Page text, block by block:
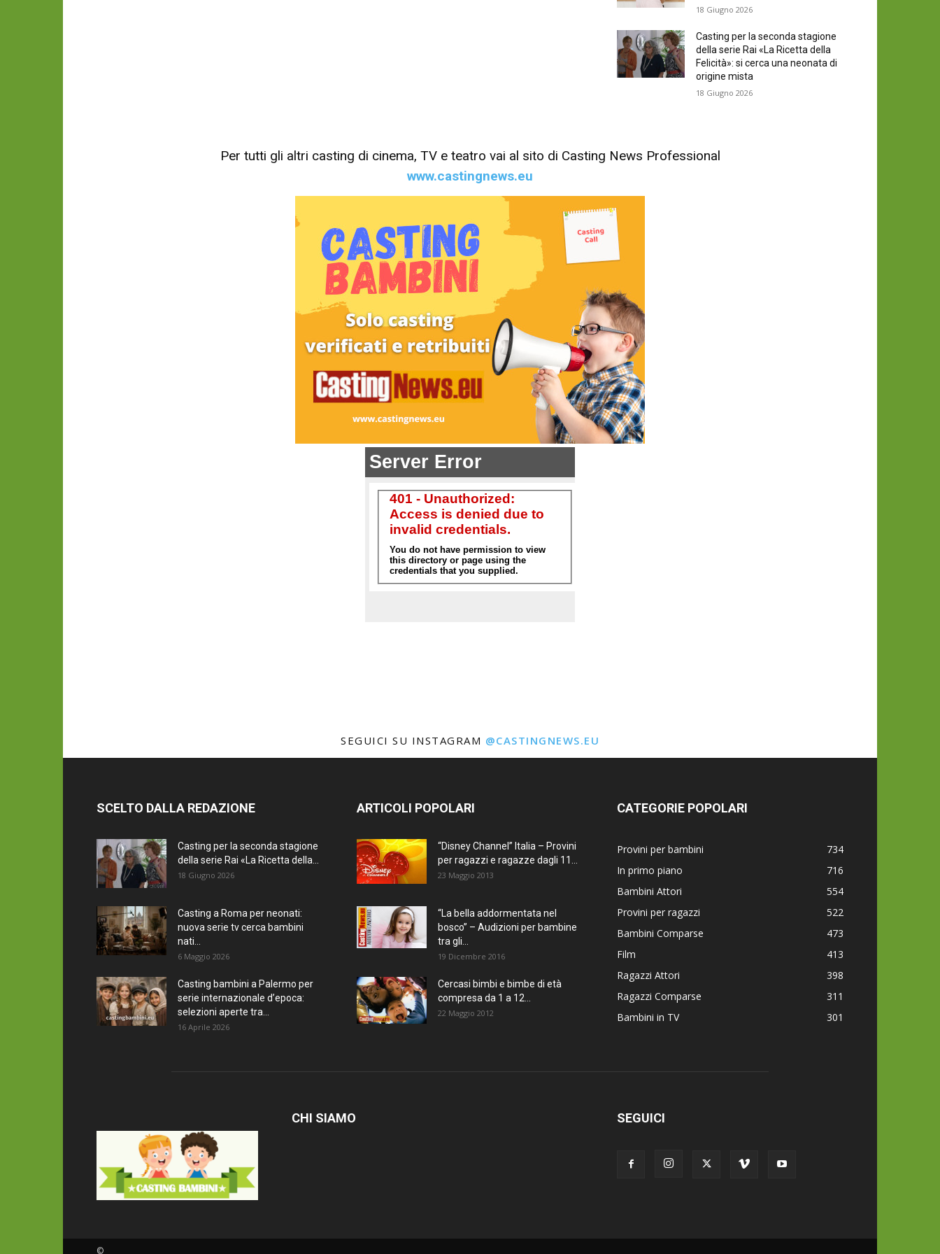
18 Giugno 2026
Casting per la seconda stagione
della serie Rai «La Ricetta della
Felicità»: si cerca una neonata di
origine mista
18 Giugno 2026
Per tutti gli altri casting di cinema, TV e teatro vai al sito di Casting News Professional
www.castingnews.eu
SEGUICI SU INSTAGRAM @CASTINGNEWS.EU
SCELTO DALLA REDAZIONE
Casting per la seconda stagione
della serie Rai «La Ricetta della...
18 Giugno 2026
Casting a Roma per neonati:
nuova serie tv cerca bambini
nati...
6 Maggio 2026
Casting bambini a Palermo per
serie internazionale d’epoca:
selezioni aperte tra...
16 Aprile 2026
ARTICOLI POPOLARI
“Disney Channel” Italia – Provini
per ragazzi e ragazze dagli 11...
23 Maggio 2013
“La bella addormentata nel
bosco” – Audizioni per bambine
tra gli...
19 Dicembre 2016
Cercasi bimbi e bimbe di età
compresa da 1 a 12...
22 Maggio 2012
CATEGORIE POPOLARI
Provini per bambini
734
In primo piano
716
Bambini Attori
554
Provini per ragazzi
522
Bambini Comparse
473
Film
413
Ragazzi Attori
398
Ragazzi Comparse
311
Bambini in TV
301
CHI SIAMO SEGUICI
©